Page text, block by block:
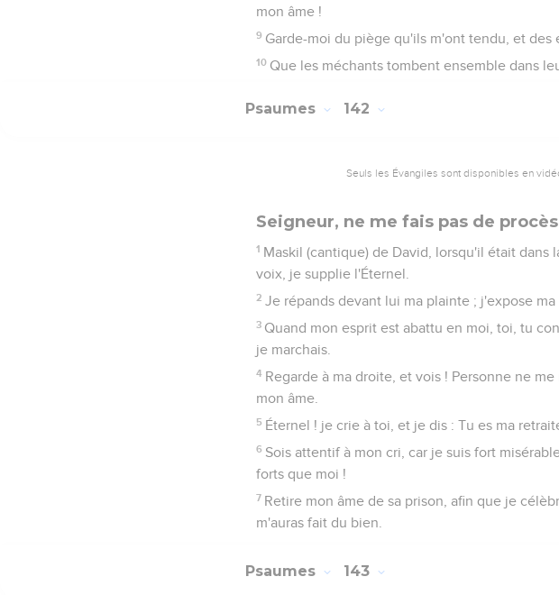
mon âme !
9 Garde-moi du piège qu'ils m'ont tendu, et
10 Que les méchants tombent ensemble dans
Psaumes 142
Seuls les Évangiles sont disponibles en
Seigneur, ne me fais pas de procès
1 Maskil (cantique) de David, lorsqu'il était dans
voix, je supplie l'Éternel.
2 Je répands devant lui ma plainte ; j'expose ma
3 Quand mon esprit est abattu en moi, toi, tu
je marchais.
4 Regarde à ma droite, et vois ! Personne ne
mon âme.
5 Éternel ! je crie à toi, et je dis : Tu es ma
6 Sois attentif à mon cri, car je suis fort
forts que moi !
7 Retire mon âme de sa prison, afin que je
m'auras fait du bien.
Psaumes 143